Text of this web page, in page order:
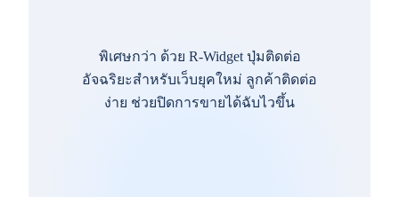
พิเศษกว่า ด้วย R-Widget ปุ่มติดต่อ
อัจฉริยะสำหรับเว็บยุคใหม่ ลูกค้าติดต่อ
ง่าย ช่วยปิดการขายได้ฉับไวขึ้น